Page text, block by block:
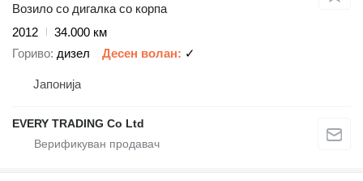
Возило со дигалка со корпа
2012
34.000 км
Гориво дизел Десен волан ✓
Јапонија
EVERY TRADING Co Ltd